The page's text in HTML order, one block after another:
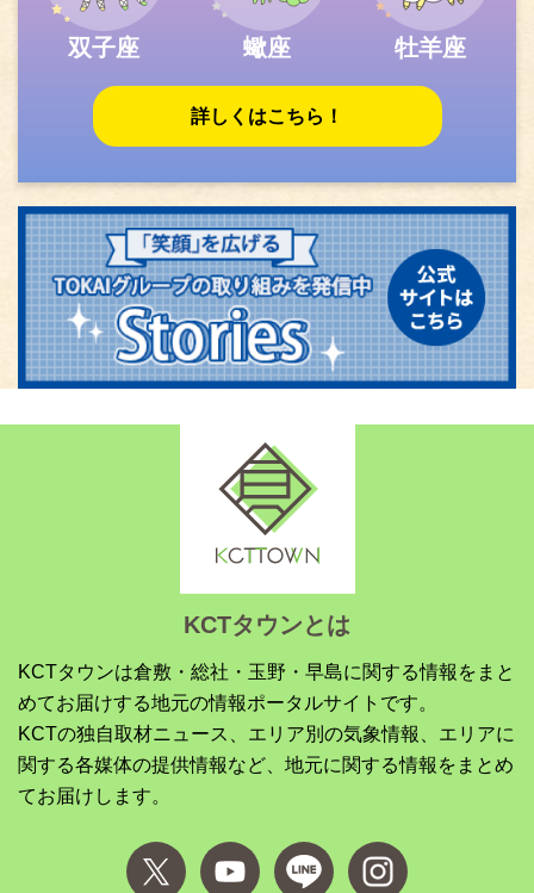
双子座 蠍座 牡羊座
詳しくはこちら！
KCTタウンとは
KCTタウンは倉敷・総社・玉野・早島に関する情報をまと
めてお届けする地元の情報ポータルサイトです。
KCTの独自取材ニュース、エリア別の気象情報、エリアに
関する各媒体の提供情報など、地元に関する情報をまとめ
てお届けします。